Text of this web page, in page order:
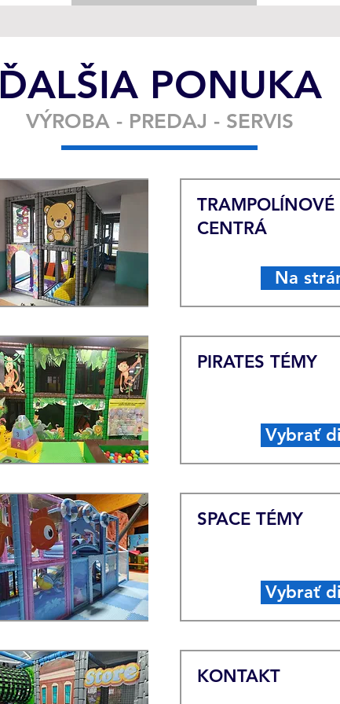
ĎALŠIA PONUKA
VÝROBA - PREDAJ - SERVIS
TRAMPOLÍNOVÉ
CENTRÁ
Na
PIRATES TÉMY
Vybrať
SPACE TÉMY
Vybrať
KONTAKT